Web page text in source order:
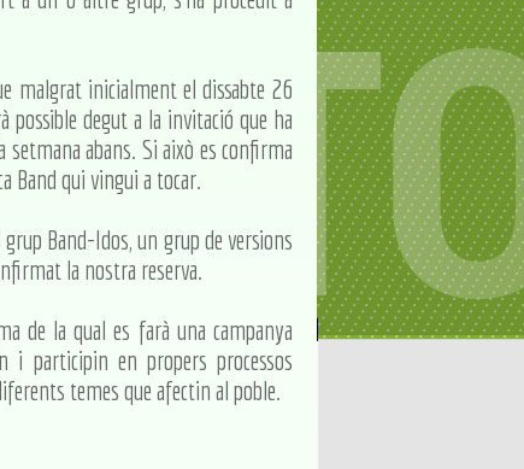
malgrat inicialment el dissabte 26
degut a la invitació que ha
setmana abans. Si això es confirma
Band qui vingui a tocar.
Band-Idos, un grup de versions
la nostra reserva.
de la qual es farà una campanya
participin en propers processos
temes que afectin al poble.